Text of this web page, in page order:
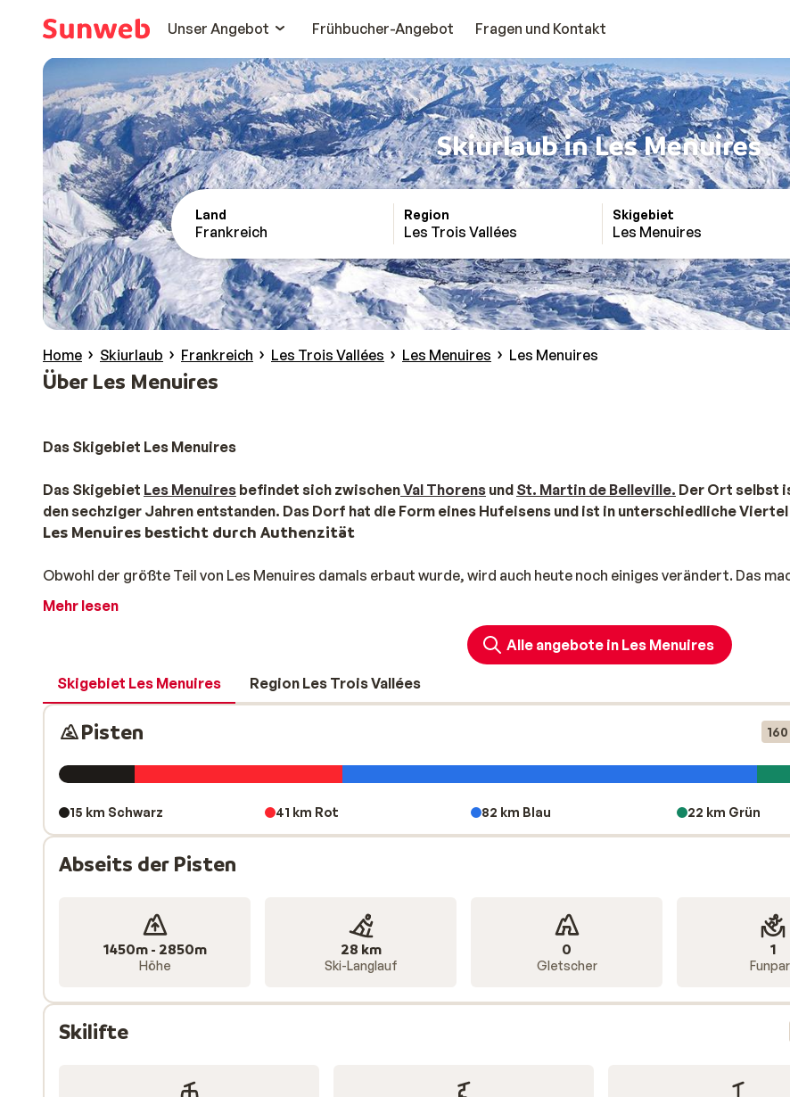
Unser Angebot
Frühbucher-Angebot Fragen und Kontakt
Skiurlaub in Les Menuires
Land
Frankreich
Region
Les Trois Vallées
Skigebiet
Les Menuires
Home Skiurlaub Frankreich Les Trois Vallées Les Menuires Les Menuires
Über Les Menuires
Das Skigebiet Les Menuires
Das Skigebiet Les Menuires befindet sich zwischenVal Thorens und St. Martin de Belleville. Der Ort selbst
den sechziger Jahren entstanden. Das Dorf hat die Form eines Hufeisens und ist in unterschiedliche
Les Menuires besticht durch Authenzität
Obwohl der größte Teil von Les Menuires damals erbaut wurde, wird auch heute noch einiges verändert. Das
zum Teil auch an den unterschiedlichen Baustilen bemerkbar. Die Anlagen, die später in den Vierteln Reberty und
Les Menuires: Nach dem Ski fahren ist vor dem Ski fahren
Wenn Sie am Ende eines Skitages Ihre Ausrüstung ablegen, heißt das nicht, dass der Tag in Les Menuires etwa
vorbei ist. Sie können ihn selbstverständlich noch ein wenig in der Sonne ausklingen lassen, am besten auf einer
vielen Terrassen mit direkter Aussicht auf die Piste oder beim Shoppen in den Galerien von La Croisette. Sie
Schlittschuhe einpacken, können Sie gegen Gebühr gleich auf der Eisbahn loslegen.
Mehr lesen
Alle angebote in Les Menuires
Skigebiet Les Menuires Region Les Trois Vallées
Pisten
15 km Schwarz 41 km Rot 82 km Blau 22 km Grün
Abseits der Pisten
1450m - 2850m
Höhe
28 km
Ski-Langlauf
0
Gletscher
1
Skilifte